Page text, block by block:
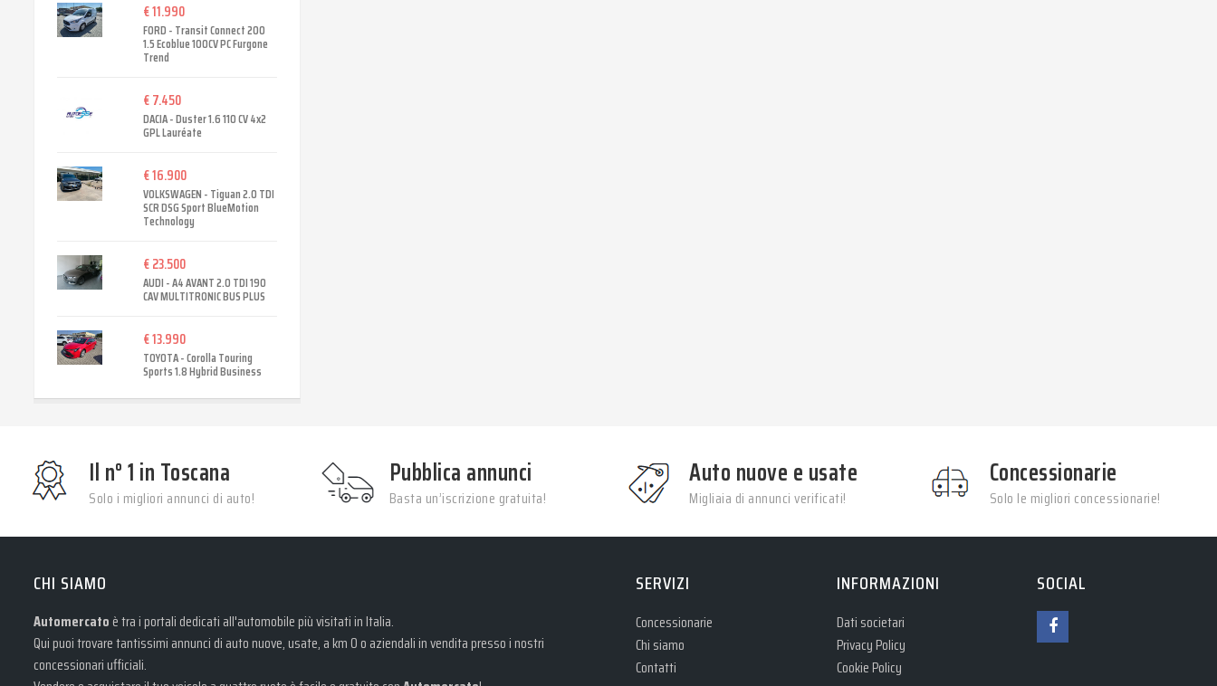
€ 11.990
FORD - Transit Connect 200
1.5 Ecoblue 100CV PC Furgone
Trend
€ 7.450
DACIA - Duster 1.6 110 CV 4x2
GPL Lauréate
€ 16.900
VOLKSWAGEN - Tiguan 2.0 TDI
SCR DSG Sport BlueMotion
Technology
€ 23.500
AUDI - A4 AVANT 2.0 TDI 190
CAV MULTITRONIC BUS PLUS
€ 13.990
TOYOTA - Corolla Touring
Sports 1.8 Hybrid Business
Il n° 1 in Toscana
Solo i migliori annunci di auto!
Pubblica annunci
Basta un’iscrizione gratuita!
Auto nuove e usate
Migliaia di annunci verificati!
Concessionarie
Solo le migliori concessionarie!
CHI SIAMO
Automercato è tra i portali dedicati all'automobile più visitati in Italia.
Qui puoi trovare tantissimi annunci di auto nuove, usate, a km 0 o aziendali in vendita presso i nostri
concessionari ufficiali.
SERVIZI
Concessionarie
Chi siamo
Contatti
INFORMAZIONI
Dati societari
Privacy Policy
Cookie Policy
SOCIAL